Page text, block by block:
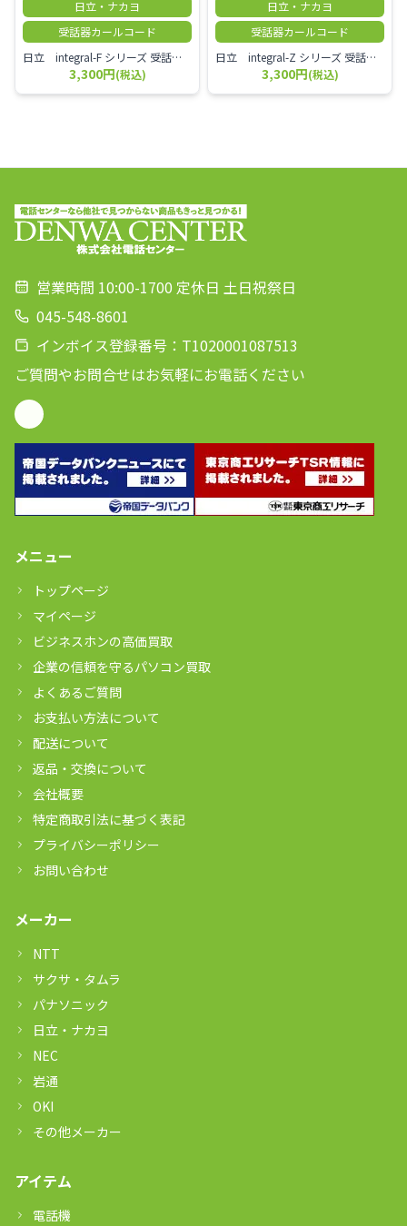
日立・ナカヨ
受話器カールコード
日立 integral-F シリーズ 受話器＋カールコード セット（白）／本商品は中古品となります。 写真では分かりにくいキズ・汚れなどの使用感があります。 経年変化で日焼けの色味が強くなる場合がございます。 予めご理解・ご了承頂きますようお願いいたします。
3,300円(税込)
日立・ナカヨ
受話器カールコード
日立 integral-Z シリーズ 受話器＋カールコード セット（白）／本商品は中古品となります。 写真では分かりにくいキズ・汚れなどの使用感があります。 経年変化で日焼けの色味が強くなる場合がございます。 予めご理解・ご了承頂きますようお願いいたします。
3,300円(税込)
営業時間 10:00-1700 定休日 土日祝祭日
045-548-8601
インボイス登録番号：T1020001087513
ご質問やお問合せはお気軽にお電話ください
メニュー
トップページ
マイページ
ビジネスホンの高価買取
企業の信頼を守るパソコン買取
よくあるご質問
お支払い方法について
配送について
返品・交換について
会社概要
特定商取引法に基づく表記
プライバシーポリシー
お問い合わせ
メーカー
NTT
サクサ・タムラ
パナソニック
日立・ナカヨ
NEC
岩通
OKI
その他メーカー
アイテム
電話機